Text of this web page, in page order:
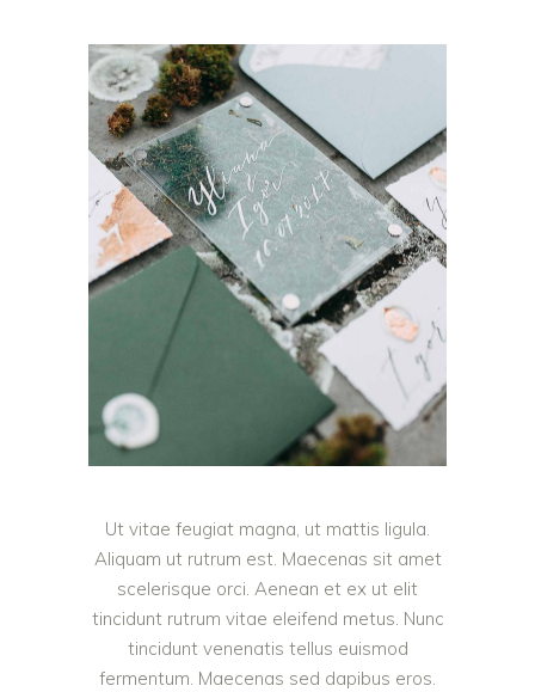
Ut vitae feugiat magna, ut mattis ligula.
Aliquam ut rutrum est. Maecenas sit amet
scelerisque orci. Aenean et ex ut elit
tincidunt rutrum vitae eleifend metus. Nunc
tincidunt venenatis tellus euismod
fermentum. Maecenas sed dapibus eros.